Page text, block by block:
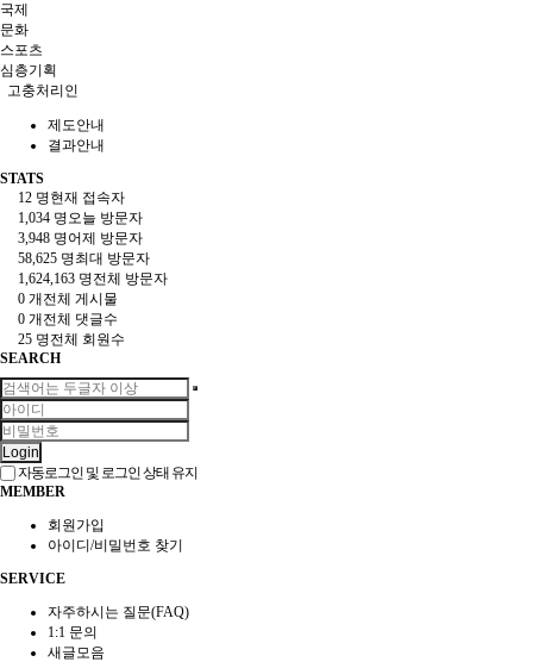
국제
문화
스포츠
심층기획
고충처리인
제도안내
결과안내
STATS
12 명현재 접속자
1,034 명 오늘 방문자
3,948 명어제 방문자
58,625 명최대 방문자
1,624,163 명전체 방문자
0 개전체 게시물
0 개전체 댓글수
25 명전체 회원수
SEARCH
Login
자동로그인 및 로그인 상태 유지
MEMBER
회원가입
아이디/비밀번호 찾기
SERVICE
자주하시는 질문(FAQ)
1:1 문의
새글모음